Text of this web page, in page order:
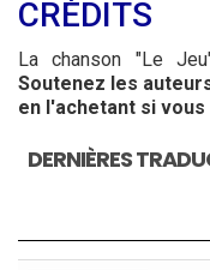
CRÉDITS
La chanson "Le
Soutenez les
en l'achetant si
DERNIÈRES